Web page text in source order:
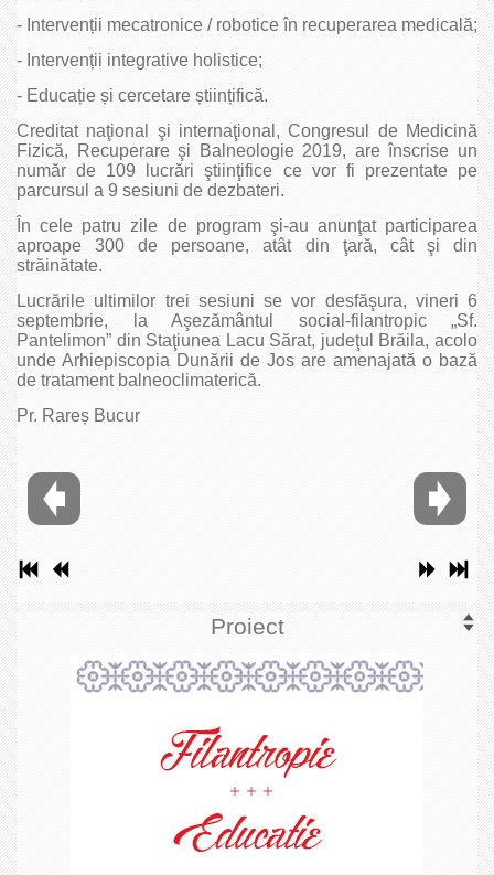
- Intervenții mecatronice / robotice în recuperarea medicală;
- Intervenții integrative holistice;
- Educație și cercetare științifică.
Creditat naţional şi internaţional, Congresul de Medicină
Fizică, Recuperare şi Balneologie 2019, are înscrise un
număr de 109 lucrări ştiinţifice ce vor fi prezentate pe
parcursul a 9 sesiuni de dezbateri.
În cele patru zile de program şi-au anunţat participarea
aproape 300 de persoane, atât din ţară, cât şi din
străinătate.
Lucrările ultimilor trei sesiuni se vor desfăşura, vineri 6
septembrie, la Aşezământul social-filantropic „Sf.
Pantelimon” din Staţiunea Lacu Sărat, judeţul Brăila, acolo
unde Arhiepiscopia Dunării de Jos are amenajată o bază
de tratament balneoclimaterică.
Pr. Rareș Bucur
Proiect